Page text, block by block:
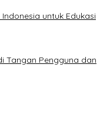
untuk Edukasi
Tangan Pengguna dan